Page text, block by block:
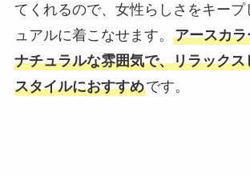
てくれるので、女性らしさをキープ
ュアルに着こなせます。 アースカ
ナチュラルな雰囲気で、リラックス
スタイルにおすすめです。